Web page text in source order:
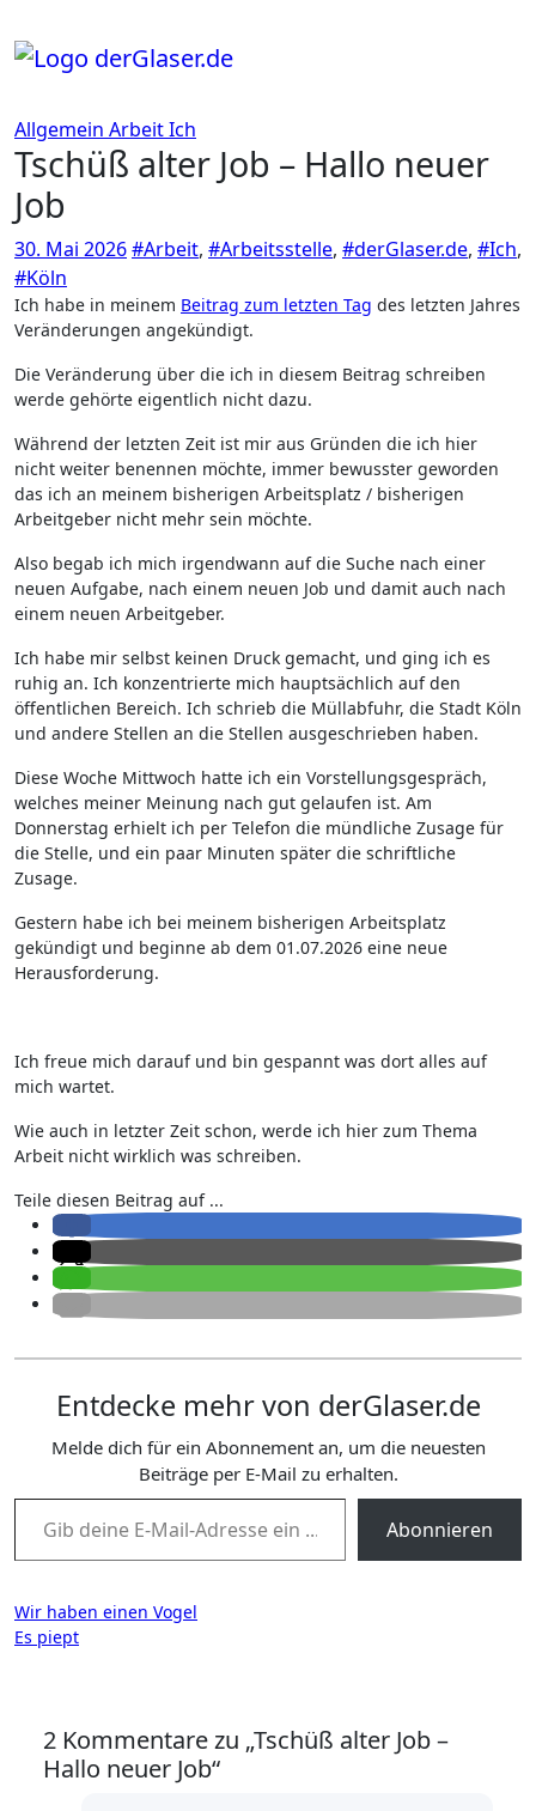
Inhalt
springen
Allgemein ArbeitIch
Tschüß alter Job – Hallo neuer
Job
30. Mai 2026#Arbeit, #Arbeitsstelle, #derGlaser.de, #Ich,
#Köln
Ich habe in meinem Beitrag zum letzten Tag des letzten Jahres
Veränderungen angekündigt.
Die Veränderung über die ich in diesem Beitrag schreiben
werde gehörte eigentlich nicht dazu.
Während der letzten Zeit ist mir aus Gründen die ich hier
nicht weiter benennen möchte, immer bewusster geworden
das ich an meinem bisherigen Arbeitsplatz / bisherigen
Arbeitgeber nicht mehr sein möchte.
Also begab ich mich irgendwann auf die Suche nach einer
neuen Aufgabe, nach einem neuen Job und damit auch nach
einem neuen Arbeitgeber.
Ich habe mir selbst keinen Druck gemacht, und ging ich es
ruhig an. Ich konzentrierte mich hauptsächlich auf den
öffentlichen Bereich. Ich schrieb die Müllabfuhr, die Stadt Köln
und andere Stellen an die Stellen ausgeschrieben haben.
Diese Woche Mittwoch hatte ich ein Vorstellungsgespräch,
welches meiner Meinung nach gut gelaufen ist. Am
Donnerstag erhielt ich per Telefon die mündliche Zusage für
die Stelle, und ein paar Minuten später die schriftliche
Zusage.
Gestern habe ich bei meinem bisherigen Arbeitsplatz
gekündigt und beginne ab dem 01.07.2026 eine neue
Herausforderung.
Ich freue mich darauf und bin gespannt was dort alles auf
mich wartet.
Wie auch in letzter Zeit schon, werde ich hier zum Thema
Arbeit nicht wirklich was schreiben.
Teile diesen Beitrag auf ...
Entdecke mehr von derGlaser.de
Melde dich für ein Abonnement an, um die neuesten
Beiträge per E-Mail zu erhalten.
Gib deine E-Mail-Adresse ein ...
Abonnieren
Beitragsnavigation
Wir haben einen Vogel
Es piept
2 Kommentare zu „Tschüß alter Job –
Hallo neuer Job“